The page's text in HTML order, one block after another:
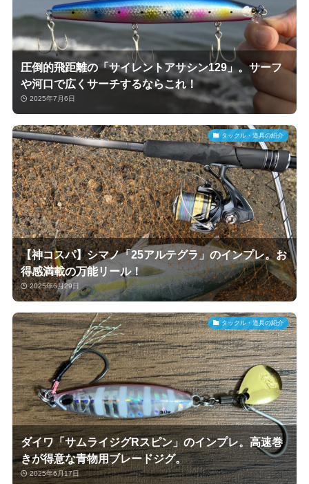
圧倒的飛距離の「サイレントアサシン129」。サーフ
や河口で広くサーチするならこれ！
2025年7月6日
タックル・道具の紹介
【神コスパ】シマノ「25アルテグラ」のインプレ。お
得感満載の万能リール！
2025年6月29日
タックル・道具の紹介
ダイワ「サムライジグRスピン」のインプレ。高速巻
きが得意な青物用ブレードジグ。
2025年6月17日